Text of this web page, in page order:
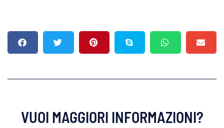
VUOI MAGGIORI INFORMAZIONI?